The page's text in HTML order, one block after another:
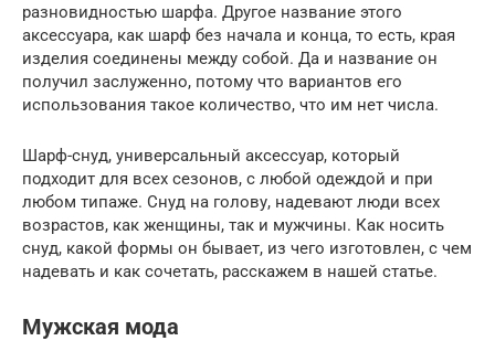
разновидностью шарфа. Другое название этого
аксессуара, как шарф без начала и конца, то есть, края
изделия соединены между собой. Да и название он
получил заслуженно, потому что вариантов его
использования такое количество, что им нет числа.
Шарф-снуд, универсальный аксессуар, который
подходит для всех сезонов, с любой одеждой и при
любом типаже. Снуд на голову, надевают люди всех
возрастов, как женщины, так и мужчины. Как носить
снуд, какой формы он бывает, из чего изготовлен, с чем
надевать и как сочетать, расскажем в нашей статье.
Мужская мода